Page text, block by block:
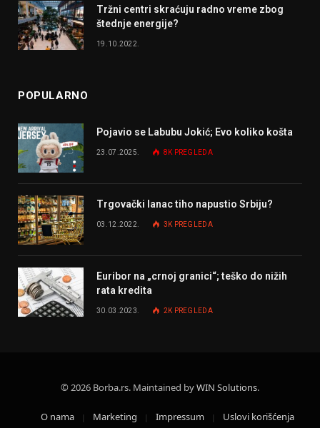
Tržni centri skraćuju radno vreme zbog
štednje energije?
19.10.2022.
POPULARNO
Pojavio se Labubu Jokić; Evo koliko košta
23.07.2025. 8K PREGLEDA
Trgovački lanac tiho napustio Srbiju?
03.12.2022. 3K PREGLEDA
Euribor na „crnoj granici“; teško do nižih
rata kredita
30.03.2023. 2K PREGLEDA
© 2026 Borba.rs. Maintained byWIN Solutions.
O nama Marketing Impressum Uslovi korišćenja